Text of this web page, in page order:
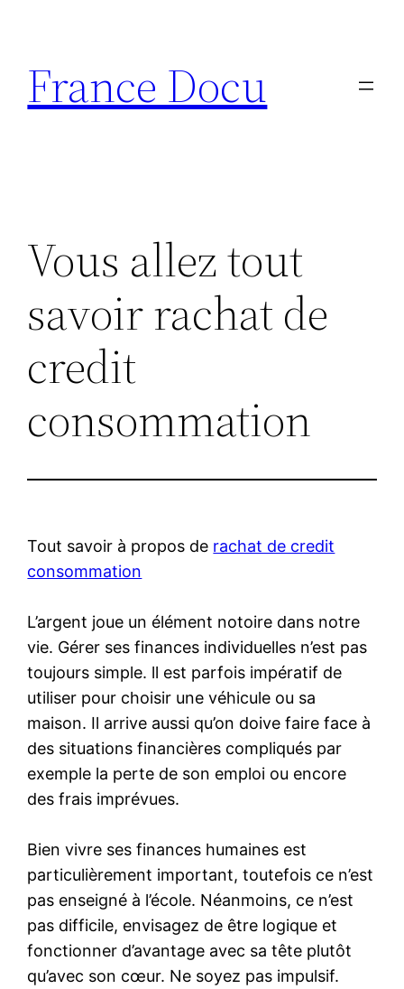
contenu
France Docu
Vous allez tout
savoir rachat de
credit
consommation
Tout savoir à propos de rachat de credit
consommation
L’argent joue un élément notoire dans notre
vie. Gérer ses finances individuelles n’est pas
toujours simple. ll est parfois impératif de
utiliser pour choisir une véhicule ou sa
maison. Il arrive aussi qu’on doive faire face à
des situations financières compliqués par
exemple la perte de son emploi ou encore
des frais imprévues.
Bien vivre ses finances humaines est
particulièrement important, toutefois ce n’est
pas enseigné à l’école. Néanmoins, ce n’est
pas difficile, envisagez de être logique et
fonctionner d’avantage avec sa tête plutôt
qu’avec son cœur. Ne soyez pas impulsif.